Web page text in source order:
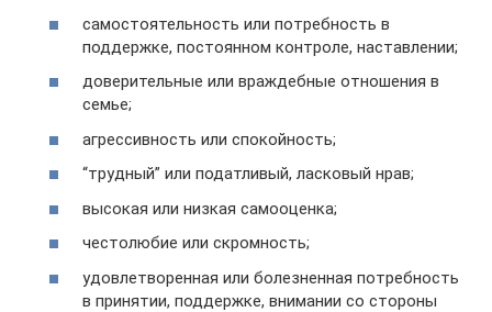
самостоятельность или потребность в
поддержке, постоянном контроле, наставлении;
доверительные или враждебные отношения в
семье;
агрессивность или спокойность;
“трудный” или податливый, ласковый нрав;
высокая или низкая самооценка;
честолюбие или скромность;
удовлетворенная или болезненная потребность
в принятии, поддержке, внимании со стороны